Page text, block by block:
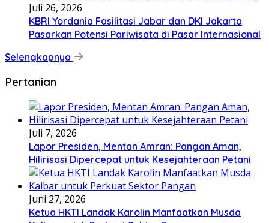
Juli 26, 2026
KBRI Yordania Fasilitasi Jabar dan DKI Jakarta
Pasarkan Potensi Pariwisata di Pasar Internasional
Selengkapnya
Pertanian
Juli 7, 2026
Lapor Presiden, Mentan Amran: Pangan Aman,
Hilirisasi Dipercepat untuk Kesejahteraan Petani
Juni 27, 2026
Ketua HKTI Landak Karolin Manfaatkan Musda